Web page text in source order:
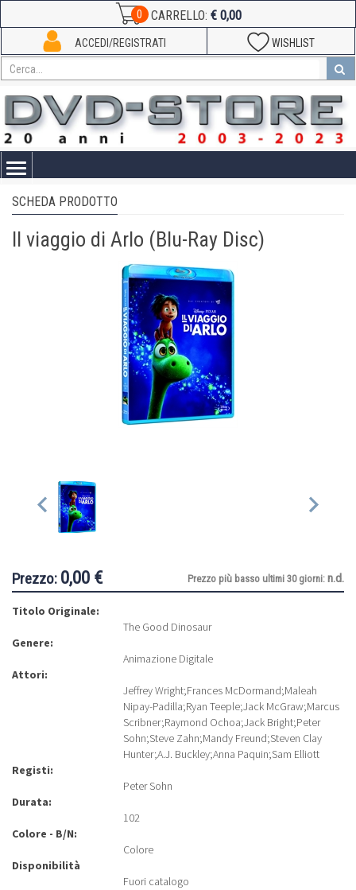
0 CARRELLO: € 0,00
WISHLIST
ACCEDI/REGISTRATI
Toggle
SCHEDA PRODOTTO
Il viaggio di Arlo (Blu-Ray Disc)
Prezzo: 0,00 € Prezzo più basso ultimi 30 giorni: n.d.
Titolo Originale:
The Good Dinosaur
Genere:
Animazione Digitale
Attori:
Jeffrey Wright;Frances McDormand;Maleah
Nipay-Padilla;Ryan Teeple;Jack McGraw;Marcus
Scribner;Raymond Ochoa;Jack Bright;Peter
Sohn;Steve Zahn;Mandy Freund;Steven Clay
Hunter;A.J. Buckley;Anna Paquin;Sam Elliott
Registi:
Peter Sohn
Durata:
102
Colore - B/N:
Colore
Disponibilità
Fuori catalogo